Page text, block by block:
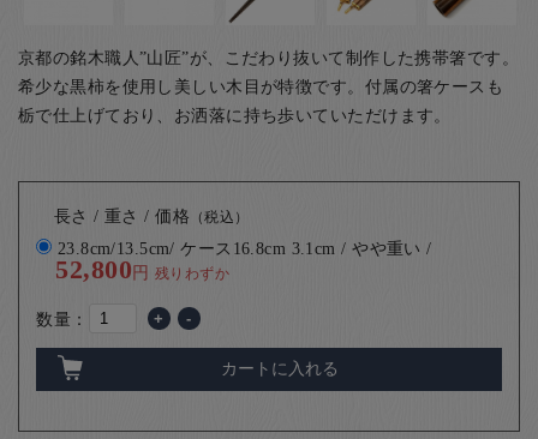
京都の銘木職人”山匠”が、こだわり抜いて制作した携帯箸です。
希少な黒柿を使用し美しい木目が特徴です。付属の箸ケースも
栃で仕上げており、お洒落に持ち歩いていただけます。
長さ / 重さ / 価格 （税込）
23.8cm/13.5cm/ ケース16.8cm 3.1cm / やや重い /
52,800円 残りわずか
数量： + -
カートに入れる